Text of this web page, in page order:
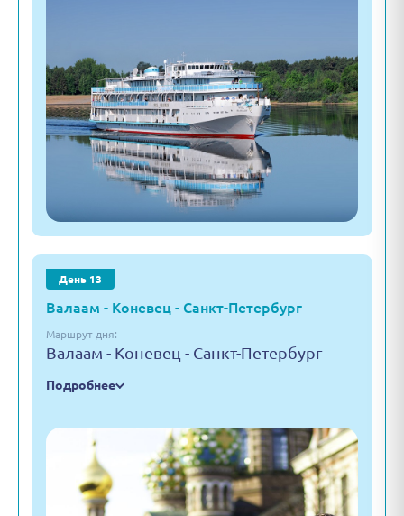
День 13
Валаам - Коневец - Санкт-Петербург
Маршрут дня:
Валаам - Коневец - Санкт-Петербург
Подробнее